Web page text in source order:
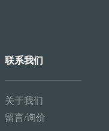
联系我们
关于我们
留言/询价